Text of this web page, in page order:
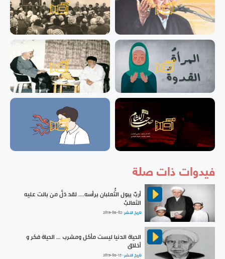
فيدوات ذات صلة
أربٌ يبول الثُّعلبان برأسه.... لقد ذلَّ من بالت عليه
الثعالبُ
تاريخ النشر :2019-08-02
الحياة الدنيا ليست مأكل ومشرب ... الحياة فكر و
أخلاق
تاريخ النشر :2019-06-15